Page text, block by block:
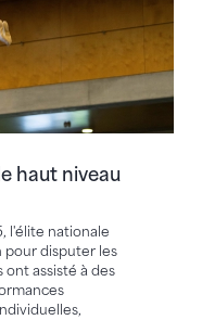
haut niveau
l'élite nationale
pour disputer les
ont assisté à des